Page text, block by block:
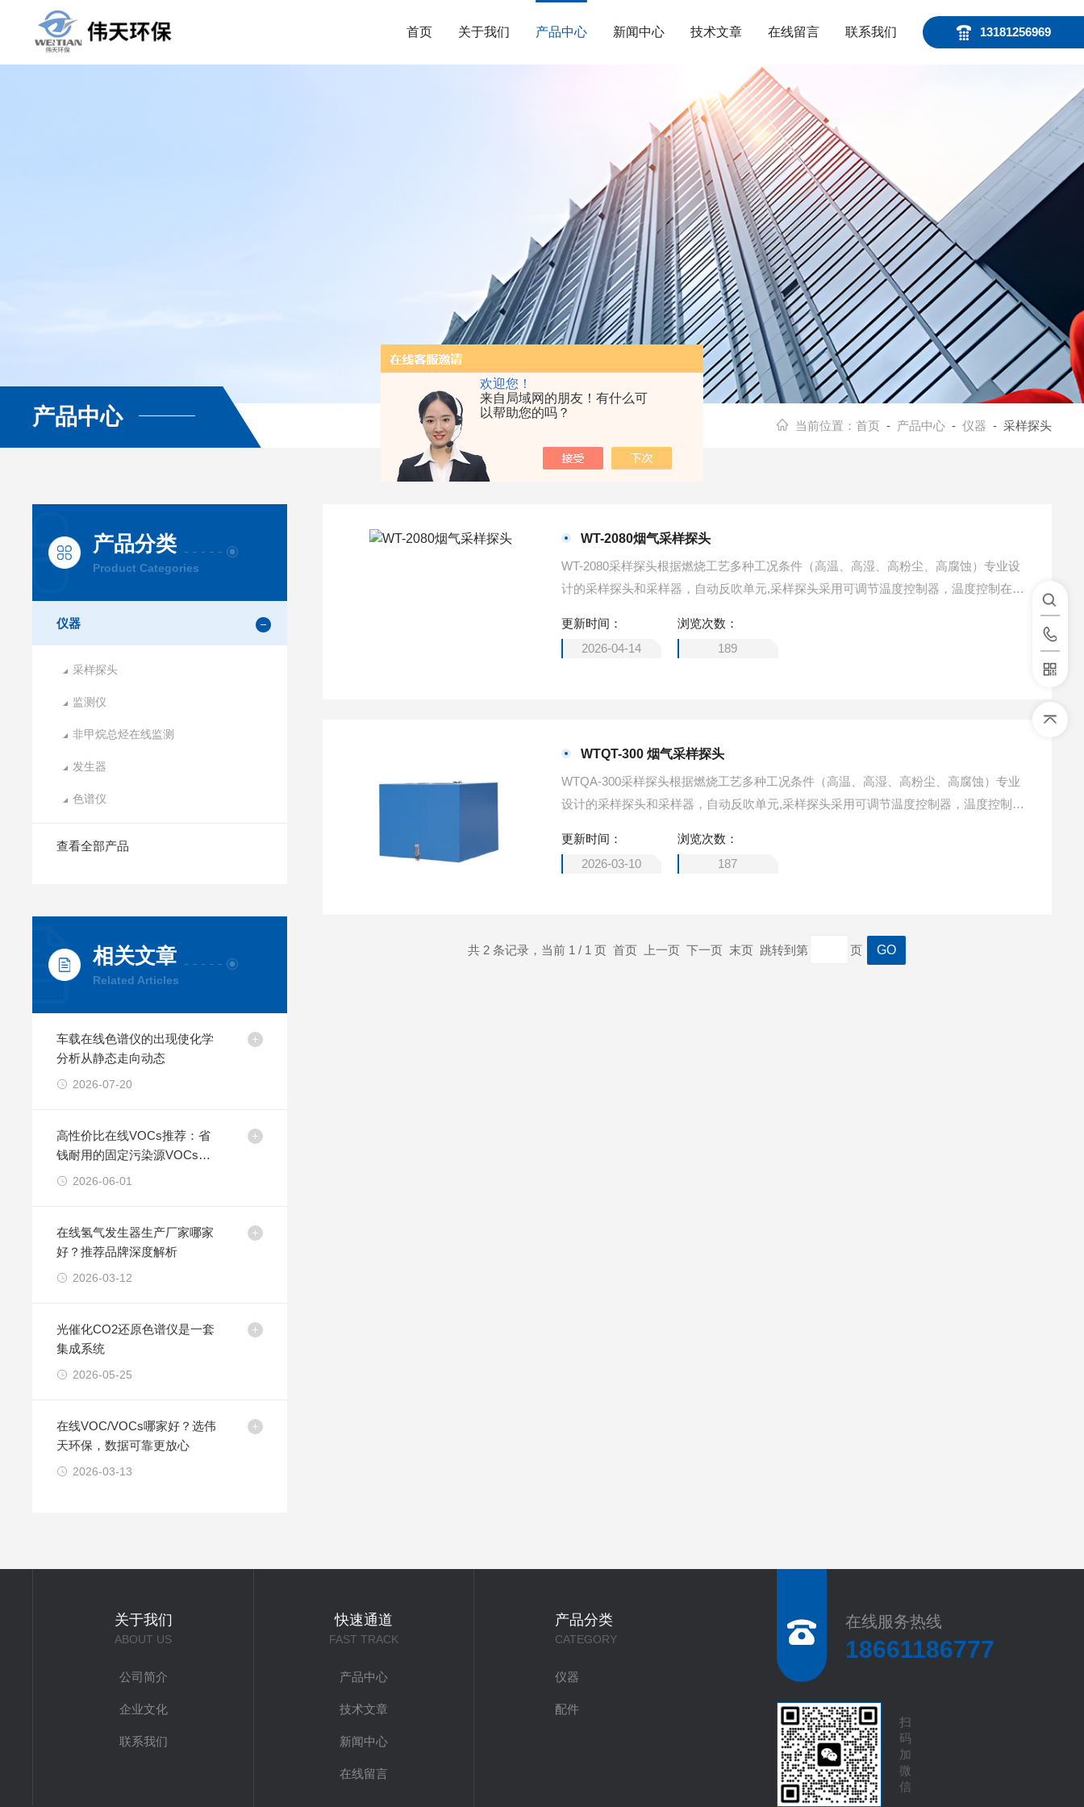
欢迎您！
来自局域网的朋友！有什么可
以帮助您的吗？
13181256969
首页 关于我们 产品中心 新闻中心 技术文章 在线留言 联系我们
产品中心 当前位置： 首页 - 产品中心- 仪器 - 采样探头
产品分类
Product Categories
仪器
采样探头
监测仪
非甲烷总烃在线监测
发生器
色谱仪
查看全部产品
相关文章
Related Articles
车载在线色谱仪的出现使化学
分析从静态走向动态
2026-07-20
高性价比在线VOCs推荐：省
钱耐用的固定污染源VOCs监
测设备选购指南
2026-06-01
在线氢气发生器生产厂家哪家
好？推荐品牌深度解析
2026-03-12
光催化CO2还原色谱仪是一套
集成系统
2026-05-25
在线VOC/VOCs哪家好？选伟
天环保，数据可靠更放心
2026-03-13
WT-2080烟气采样探头
WT-2080采样探头根据燃烧工艺多种工况条件（高温、高湿、高粉尘、高腐蚀）专业设
计的采样探头和采样器，自动反吹单元,采样探头采用可调节温度控制器，温度控制在18
内定制的过滤器是根据不同工况设计的，具备过滤好，气阻小功能，具备不同工况和系
统设计需求，反吹控制装置定期对采样探管和样气采样探头的过滤器进行反吹，防止烟
更新时间：
2026-04-14
浏览次数：
189
WTQT-300 烟气采样探头
WTQA-300采样探头根据燃烧工艺多种工况条件（高温、高湿、高粉尘、高腐蚀）专业
设计的采样探头和采样器，自动反吹单元,采样探头采用可调节温度控制器，温度控制在
体内定制的过滤器是根据不同工况设计的，具备过滤好，气阻小功能，具备不同工况和
系统设计需求，反吹控制装置定期对采样探管和样气采样探头的过滤器进行反吹，防止
更新时间：
2026-03-10
浏览次数：
187
共 2 条记录，当前 1 / 1 页 首页 上一页 下一页 末页 跳转到第 页
关于我们
ABOUT US
公司简介
企业文化
联系我们
快速通道
FAST TRACK
产品中心
技术文章
新闻中心
在线留言
产品分类
CATEGORY
仪器
配件
在线服务热线
18661186777
扫
码
加
微
信